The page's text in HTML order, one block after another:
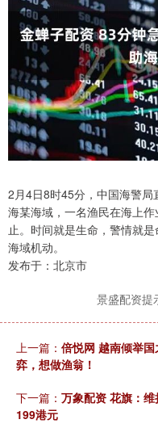
2月4日8时45分，中国海警
海某海域，一名渔民在海上
止。时间就是生命，警情就
海域机动。
发布于：北京市
景盛配资提
上一篇： 倍悦网 越南倾举
弈，想做渔翁！
下一篇： 万象配资 花旗：
199港元